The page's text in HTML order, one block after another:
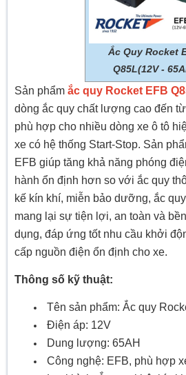
Ắc Quy Rocket
Q85L(12V -
Sản phẩm ắc quy Rocket EFB
dòng ắc quy chất lượng cao đến
phù hợp cho nhiều dòng xe ô tô
xe có hệ thống Start-Stop. Sản
EFB giúp tăng khả năng phóng
hành ổn định hơn so với ắc quy
kế kín khí, miễn bảo dưỡng, ắc
mang lại sự tiện lợi, an toàn và
dụng, đáp ứng tốt nhu cầu khởi
cấp nguồn điện ổn định cho xe.
Thông số kỹ thuật:
Tên sản phẩm: Ắc quy
Điện áp: 12V
Dung lượng: 65AH
Công nghệ: EFB, phù hợp